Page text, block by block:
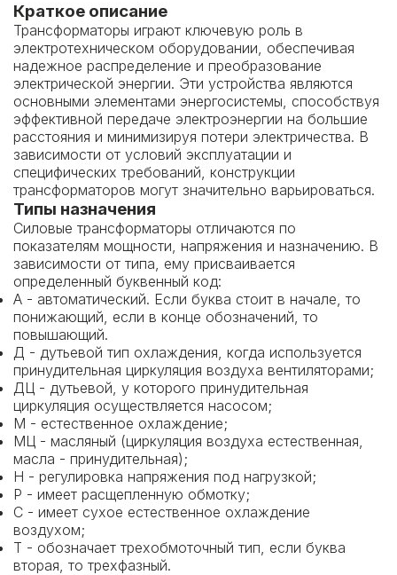
Краткое описание
Трансформаторы играют ключевую роль в
электротехническом оборудовании, обеспечивая
надежное распределение и преобразование
электрической энергии. Эти устройства являются
основными элементами энергосистемы, способствуя
эффективной передаче электроэнергии на большие
расстояния и минимизируя потери электричества. В
зависимости от условий эксплуатации и
специфических требований, конструкции
трансформаторов могут значительно варьироваться.
Типы назначения
Силовые трансформаторы отличаются по
показателям мощности, напряжения и назначению. В
зависимости от типа, ему присваивается
определенный буквенный код:
А - автоматический. Если буква стоит в начале, то
понижающий, если в конце обозначений, то
повышающий.
Д - дутьевой тип охлаждения, когда используется
принудительная циркуляция воздуха вентиляторами;
ДЦ - дутьевой, у которого принудительная
циркуляция осуществляется насосом;
М - естественное охлаждение;
МЦ - масляный (циркуляция воздуха естественная,
масла - принудительная);
Н - регулировка напряжения под нагрузкой;
Р - имеет расщепленную обмотку;
С - имеет сухое естественное охлаждение
воздухом;
Т - обозначает трехобмоточный тип, если буква
вторая, то трехфазный.